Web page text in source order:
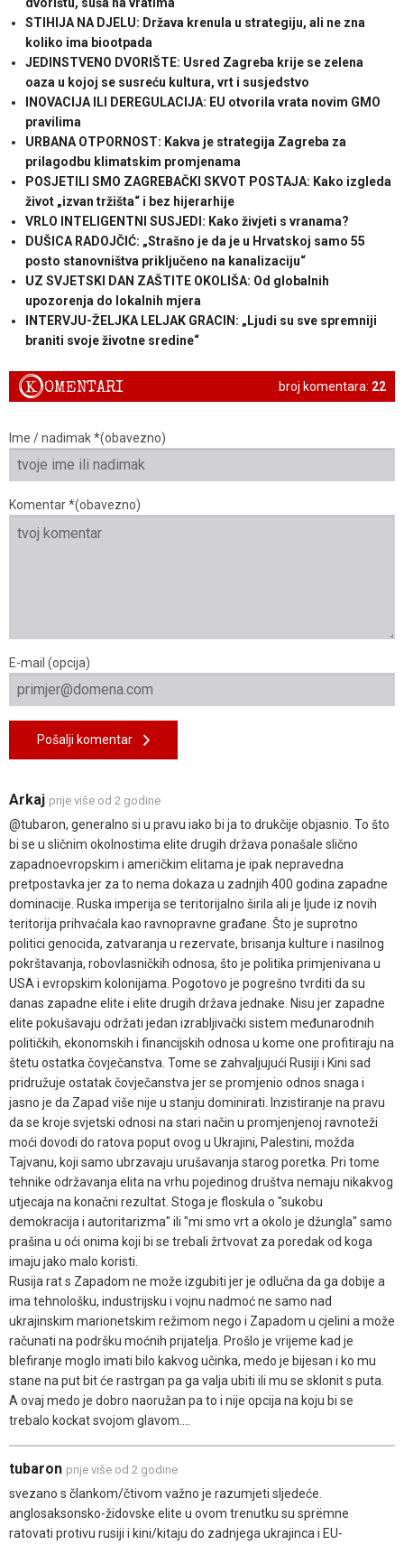
STIHIJA NA DJELU: Država krenula u strategiju, ali ne zna
koliko ima biootpada
JEDINSTVENO DVORIŠTE: Usred Zagreba krije se zelena
oaza u kojoj se susreću kultura, vrt i susjedstvo
INOVACIJA ILI DEREGULACIJA: EU otvorila vrata novim GMO
pravilima
URBANA OTPORNOST: Kakva je strategija Zagreba za
prilagodbu klimatskim promjenama
POSJETILI SMO ZAGREBAČKI SKVOT POSTAJA: Kako izgleda
život „izvan tržišta“ i bez hijerarhije
VRLO INTELIGENTNI SUSJEDI: Kako živjeti s vranama?
DUŠICA RADOJČIĆ: „Strašno je da je u Hrvatskoj samo 55
posto stanovništva priključeno na kanalizaciju“
UZ SVJETSKI DAN ZAŠTITE OKOLIŠA: Od globalnih
upozorenja do lokalnih mjera
INTERVJU-ŽELJKA LELJAK GRACIN: „Ljudi su sve spremniji
braniti svoje životne sredine“
broj komentara: 22
KOMENTARI
Ime / nadimak *(obavezno)
Komentar *(obavezno)
E-mail (opcija)
Pošalji komentar
Arkaj prije više od 2 godine
@tubaron, generalno si u pravu iako bi ja to drukčije objasnio. To što
bi se u sličnim okolnostima elite drugih država ponašale slično
zapadnoevropskim i američkim elitama je ipak nepravedna
pretpostavka jer za to nema dokaza u zadnjih 400 godina zapadne
dominacije. Ruska imperija se teritorijalno širila ali je ljude iz novih
teritorija prihvaćala kao ravnopravne građane. Što je suprotno
politici genocida, zatvaranja u rezervate, brisanja kulture i nasilnog
pokrštavanja, robovlasničkih odnosa, što je politika primjenivana u
USA i evropskim kolonijama. Pogotovo je pogrešno tvrditi da su
danas zapadne elite i elite drugih država jednake. Nisu jer zapadne
elite pokušavaju održati jedan izrabljivački sistem međunarodnih
političkih, ekonomskih i financijskih odnosa u kome one profitiraju na
štetu ostatka čovječanstva. Tome se zahvaljujući Rusiji i Kini sad
pridružuje ostatak čovječanstva jer se promjenio odnos snaga i
jasno je da Zapad više nije u stanju dominirati. Inzistiranje na pravu
da se kroje svjetski odnosi na stari način u promjenjenoj ravnoteži
moći dovodi do ratova poput ovog u Ukrajini, Palestini, možda
Tajvanu, koji samo ubrzavaju urušavanja starog poretka. Pri tome
tehnike održavanja elita na vrhu pojedinog društva nemaju nikakvog
utjecaja na konačni rezultat. Stoga je floskula o "sukobu
demokracija i autoritarizma" ili "mi smo vrt a okolo je džungla" samo
prašina u oći onima koji bi se trebali žrtvovat za poredak od koga
imaju jako malo koristi.
Rusija rat s Zapadom ne može izgubiti jer je odlučna da ga dobije a
ima tehnološku, industrijsku i vojnu nadmoć ne samo nad
ukrajinskim marionetskim režimom nego i Zapadom u cjelini a može
računati na podršku moćnih prijatelja. Prošlo je vrijeme kad je
blefiranje moglo imati bilo kakvog učinka, medo je bijesan i ko mu
stane na put bit će rastrgan pa ga valja ubiti ili mu se sklonit s puta.
A ovaj medo je dobro naoružan pa to i nije opcija na koju bi se
trebalo kockat svojom glavom....
tubaron prije više od 2 godine
svezano s člankom/čtivom važno je razumjeti sljedeće.
anglosaksonsko-židovske elite u ovom trenutku su sprëmne
ratovati protivu rusiji i kini/kitaju do zadnjega ukrajinca i EU-